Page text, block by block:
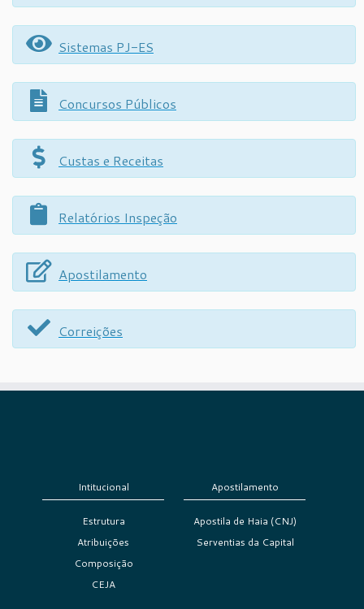
Sistemas PJ-ES
Concursos Públicos
Custas e Receitas
Relatórios Inspeção
Apostilamento
Correições
Intitucional
Estrutura
Atribuições
Composição
CEJA
Apostilamento
Apostila de Haia (CNJ)
Serventias da Capital